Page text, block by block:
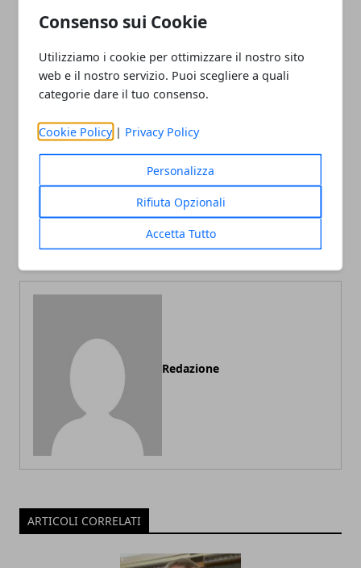
Consenso sui Cookie
Utilizziamo i cookie per ottimizzare il nostro sito
web e il nostro servizio. Puoi scegliere a quali
categorie dare il tuo consenso.
Cookie Policy | Privacy Policy
Personalizza
Rifiuta Opzionali
Accetta Tutto
Facebook
TwitterWhatsapp
Articolo Precedente
preferiscono cacciare
Articolo Successivo
I rumori forti provocano
Redazione
ARTICOLI CORRELATI